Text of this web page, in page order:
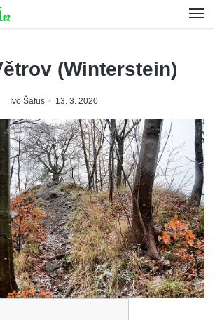
(Winterstein)
Ivo Šafus 13. 3. 2020